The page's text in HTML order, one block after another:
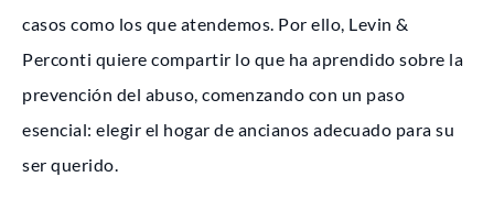
casos como los que atendemos. Por ello, Levin &
Perconti quiere compartir lo que ha aprendido sobre la
prevención del abuso, comenzando con un paso
esencial: elegir el hogar de ancianos adecuado para su
ser querido.